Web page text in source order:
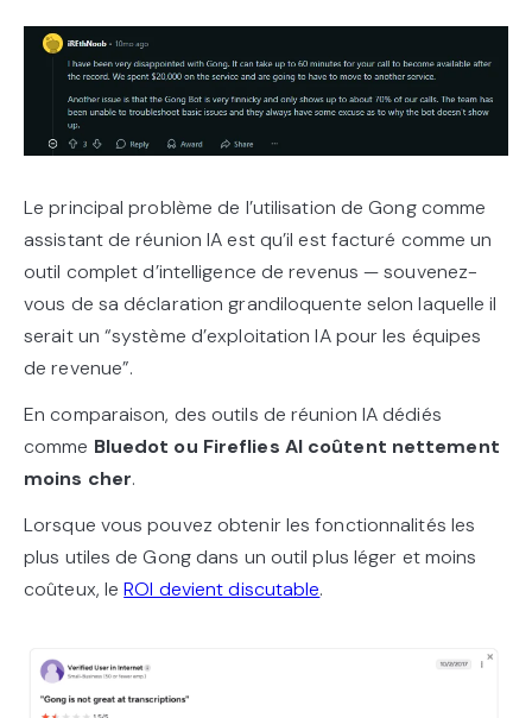
Le principal problème de l’utilisation de Gong comme
assistant de réunion IA est qu’il est facturé comme un
outil complet d’intelligence de revenus — souvenez-
vous de sa déclaration grandiloquente selon laquelle il
serait un “système d’exploitation IA pour les équipes
de revenue”.
En comparaison, des outils de réunion IA dédiés
comme Bluedot ou Fireflies AI coûtent nettement
moins cher.
Lorsque vous pouvez obtenir les fonctionnalités les
plus utiles de Gong dans un outil plus léger et moins
coûteux, leROI devient discutable.